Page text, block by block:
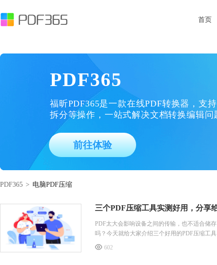
首页
PDF365
福昕PDF365是一款在线PDF转换器，支
拆分等操作，一站式解决文档转换编辑问
前往体验
PDF365 > 电脑PDF压缩
三个PDF压缩工具实测好用，分享
PDF太大会影响设备之间的传输，也不适合储
吗？今天就给大家介绍三个好用的PDF压缩工
吧！和我一起来看看以下的介绍，相信看了
602